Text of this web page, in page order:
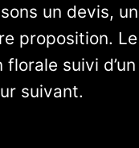
un devis,
proposition.
suivi
suivant.